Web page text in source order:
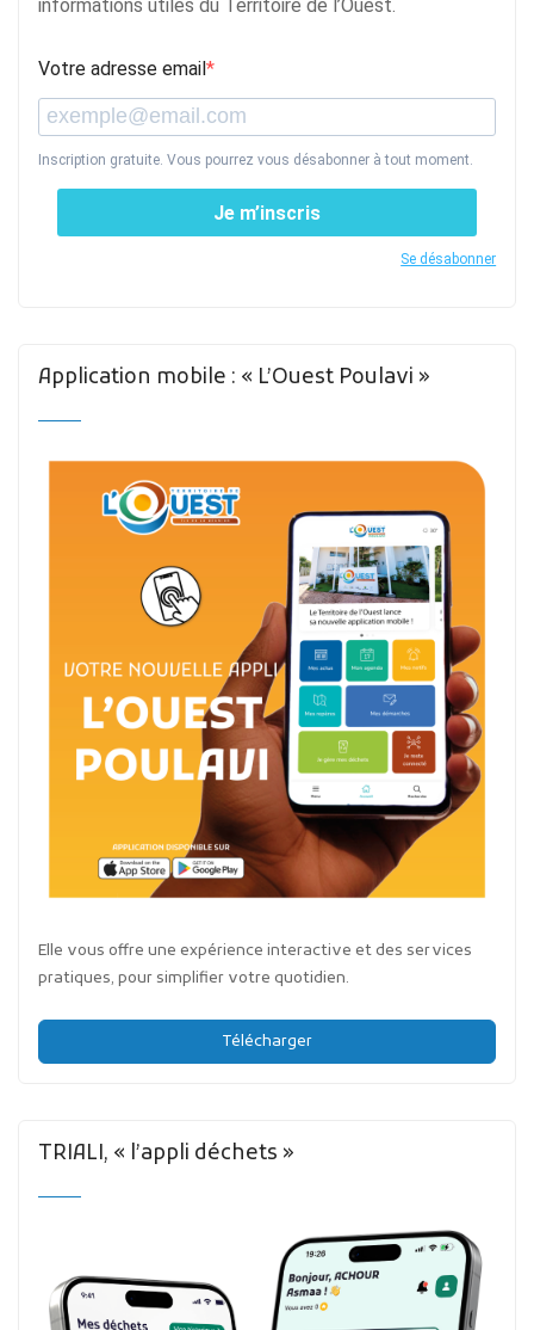
informations utiles du Territoire de l’Ouest.
Votre adresse email
Inscription gratuite. Vous pourrez vous désabonner à tout moment.
Je m’inscris
Se désabonner
Application mobile : « L’Ouest Poulavi »
Elle vous offre une expérience interactive et des services
pratiques, pour simplifier votre quotidien.
Télécharger
TRIALI, « l’appli déchets »